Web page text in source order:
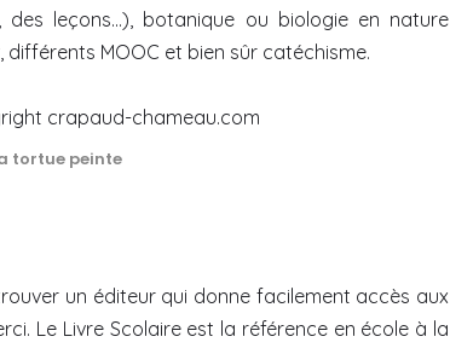
leçons…), botanique ou biologie en nature
MOOC et bien sûr catéchisme.
tortue peinte
un éditeur qui donne facilement accès aux
Le Livre Scolaire est la référence en école à la